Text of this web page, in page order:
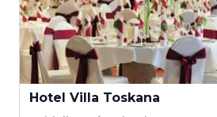
Hotel Villa Toskana